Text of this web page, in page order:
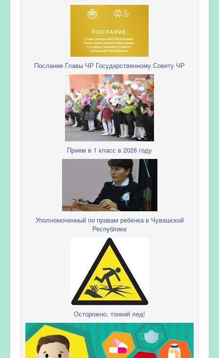
Послание Главы ЧР Государственному Совету ЧР
Прием в 1 класс в 2026 году
Уполномоченный по правам ребенка в Чувашской
Республике
Осторожно, тонкий лед!